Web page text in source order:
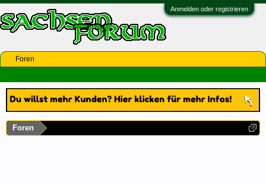
Anmelden oder registrieren
Foren
Foren